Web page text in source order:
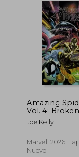
$ 57.34
$ 31.54
Amazing
Vol. 4:
Inglés)
Joe Kelly
Marvel, 2026,
Nuevo